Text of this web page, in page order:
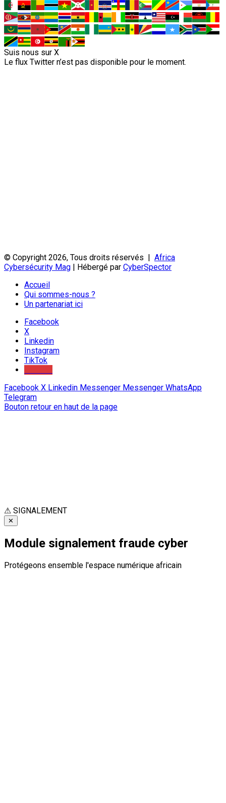
Suis nous sur X
Le flux Twitter n’est pas disponible pour le moment.
© Copyright 2026, Tous droits réservés | Africa
Cybersécurity Mag | Hébergé par CyberSpector
Accueil
Qui sommes-nous ?
Un partenariat ici
Facebook
X
Linkedin
Instagram
TikTok
Facebook X Linkedin Messenger Messenger WhatsApp
Telegram
Bouton retour en haut de la page
⚠ SIGNALEMENT
✕
Module signalement fraude cyber
Protégeons ensemble l'espace numérique africain